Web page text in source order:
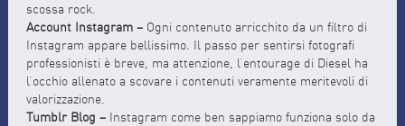
scossa rock.
Account Instagram – Ogni contenuto arricchito da un filtro di
Instagram appare bellissimo. Il passo per sentirsi fotografi
professionisti è breve, ma attenzione, l’entourage di Diesel ha
l’occhio allenato a scovare i contenuti veramente meritevoli di
valorizzazione.
Tumblr Blog – Instagram come ben sappiamo funziona solo da